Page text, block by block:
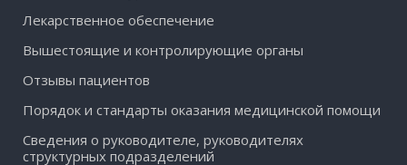
Лекарственное обеспечение
Вышестоящие и контролирующие органы
Отзывы пациентов
Порядок и стандарты оказания медицинской помощи
Сведения о руководителе, руководителях
структурных подразделений